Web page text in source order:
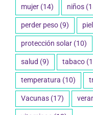
perder peso (9) piel
protección solar(10)
salud(9) tabaco
temperatura(10)
Vacunas(17)
vitaminas(13)